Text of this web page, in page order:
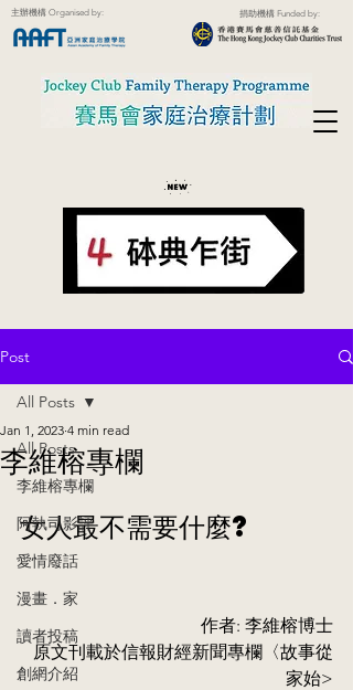
主辦機構 Organised by: 捐助機構 Funded by:
Post
All Posts
李維榕專欄
阿執司影評
愛情廢話
漫畫．家
讀者投稿
創網介紹
All Posts
李維榕專欄
Jan 1, 2023 4 min read
女人最不需要什麼?
作者: 李維榕博士
原文刊載於信報財經新聞專欄〈故事從
家始>